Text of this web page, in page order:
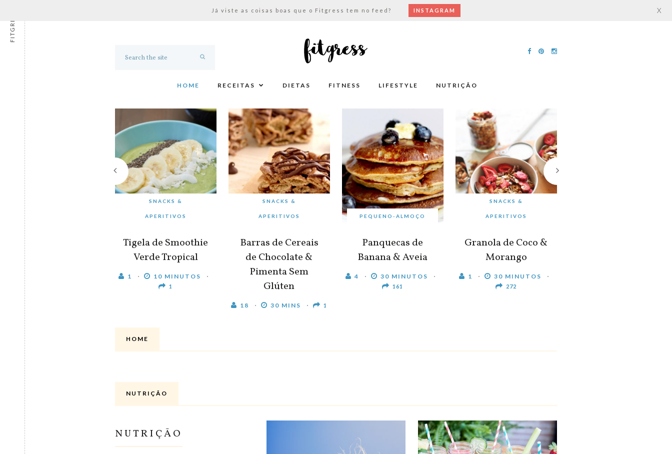
HOME RECEITAS DIETAS FITNESS LIFESTYLE NUTRIÇÃO
SNACKS &
APERITIVOS
Tigela de Smoothie
Verde Tropical
1 10 MINUTOS
1
SNACKS &
APERITIVOS
Barras de Cereais
de Chocolate &
Pimenta Sem
Glúten
18 30 MINS 1
PEQUENO-ALMOÇO
Panquecas de
Banana & Aveia
4 30 MINUTOS
161
SNACKS &
APERITIVOS
Granola de Coco &
Morango
1 30 MINUTOS
272
HOME
NUTRIÇÃO
NUTRIÇÃO
FITGRESS Já viste as coisas boas que o Fitgress tem no feed? INSTAGRAM X